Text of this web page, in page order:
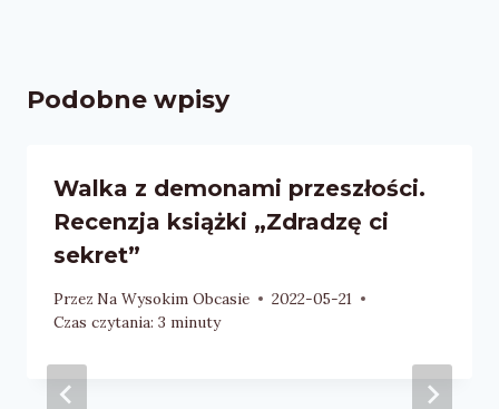
Podobne wpisy
Walka z demonami przeszłości.
Recenzja książki „Zdradzę ci
sekret”
Przez Na Wysokim Obcasie
2022-05-21
Czas czytania: 3 minuty